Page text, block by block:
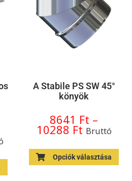
A Stabile PS SW 45°
könyök
8641 Ft –
10288 Ft Bruttó
Opciók választása